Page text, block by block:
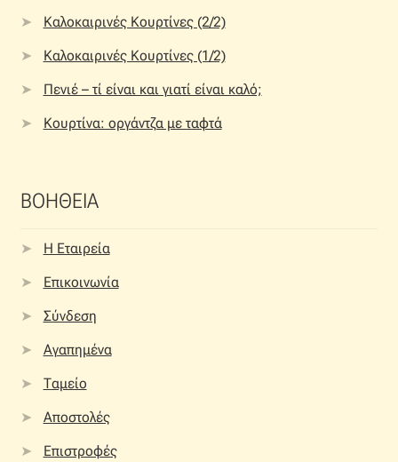
Καλοκαιρινές Κουρτίνες (2/2)
Καλοκαιρινές Κουρτίνες (1/2)
Πενιέ – τί είναι και γιατί είναι καλό;
Κουρτίνα: οργάντζα με ταφτά
ΒΟΗΘΕΙΑ
Η Εταιρεία
Επικοινωνία
Σύνδεση
Αγαπημένα
Ταμείο
Αποστολές
Επιστροφές